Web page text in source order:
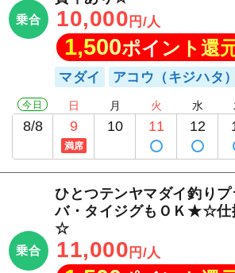
乗合 10,000 円/人
1,500ポイント還
マダイ アコウ（キジハタ）
今日
8/8
日
9
満席
月
10
火
11
水
12
乗合
ひとつテンヤマダイ釣り
バ・タイジグもＯＫ★☆仕
☆
11,000 円/人